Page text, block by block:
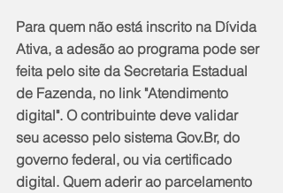
Para quem não está inscrito na Dívida
Ativa, a adesão ao programa pode ser
feita pelo site da Secretaria Estadual
de Fazenda, no link "Atendimento
digital". O contribuinte deve validar
seu acesso pelo sistema Gov.Br, do
governo federal, ou via certificado
digital. Quem aderir ao parcelamento